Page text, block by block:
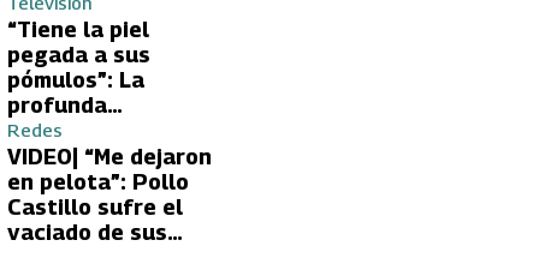
tras encontrón con
Carmen Gloria
Arroyo
“Tiene la piel
pegada a sus
pómulos”: La
profunda
preocupación de
Fran García-
Huidobro por la
extrema delgadez
de Kathy Orellana
Redes
VIDEO| “Me dejaron
en pelota”: Pollo
Castillo sufre el
vaciado de sus